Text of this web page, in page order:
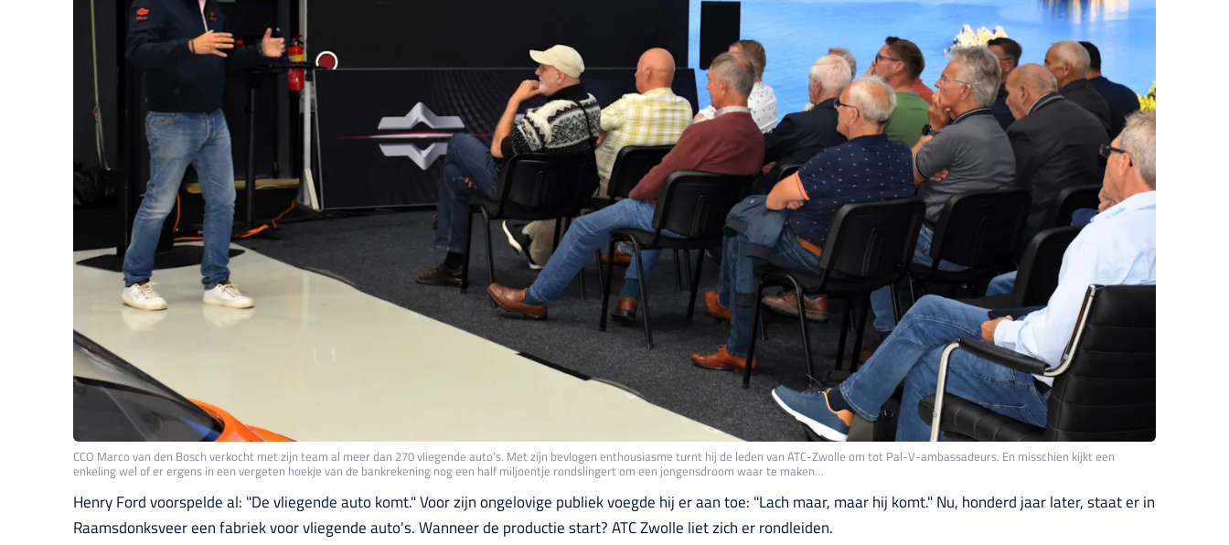
CCO Marco van den Bosch verkocht met zijn team al meer dan 270 vliegende auto’s. Met zijn bevlogen enthousiasme turnt hij de leden van ATC-Zwolle om tot Pal-V-ambassadeurs. En misschien kijkt een
enkeling wel of er ergens in een vergeten hoekje van de bankrekening nog een half miljoentje rondslingert om een jongensdroom waar te maken…
Henry Ford voorspelde al: "De vliegende auto komt." Voor zijn ongelovige publiek voegde hij er aan toe: "Lach maar, maar hij komt." Nu, honderd jaar later, staat er in
Raamsdonksveer een fabriek voor vliegende auto's. Wanneer de productie start? ATC Zwolle liet zich er rondleiden.